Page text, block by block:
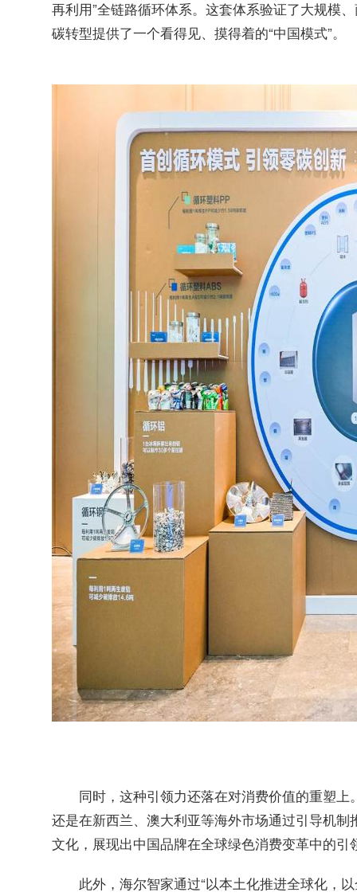
再利用”全链路循环体系。这套体系验证了大规模
碳转型提供了一个看得见、摸得着的“中国模式”。
同时，这种引领力还落在对消费价值的重塑
还是在新西兰、澳大利亚等海外市场通过引导机
文化，展现出中国品牌在全球绿色消费变革中的引
此外，海尔智家通过“以本土化推进全球化，